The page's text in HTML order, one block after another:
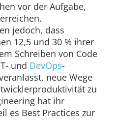
vor der Aufgabe,
jedoch, dass
12,5 und 30 % ihrer
Schreiben von Code
und DevOps-
neue Wege
zu
hat ihr
es Best Practices zur